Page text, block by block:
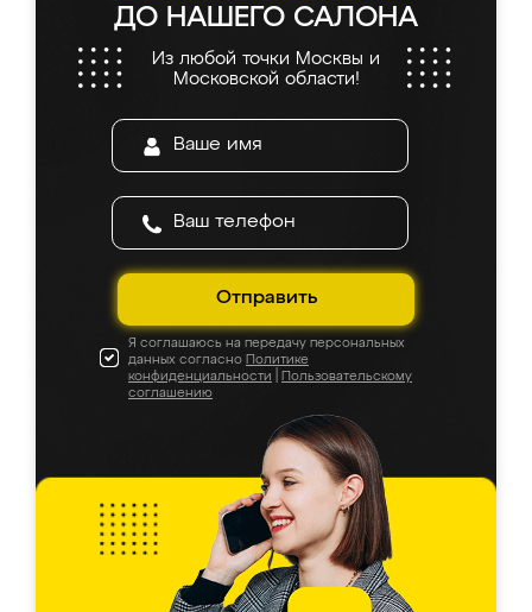
ДО НАШЕГО САЛОНА
Из любой точки Москвы и
Московской области!
Отправить
Я соглашаюсь на передачу персональных
данных согласно Политике
конфиденциальности
Пользовательскому
соглашению